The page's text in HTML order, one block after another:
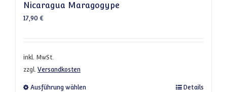
Nicaragua Maragogype
17,90 €
inkl. MwSt.
zzgl. Versandkosten
Ausführung wählen Dieses Produkt weist mehrere Varianten
Details